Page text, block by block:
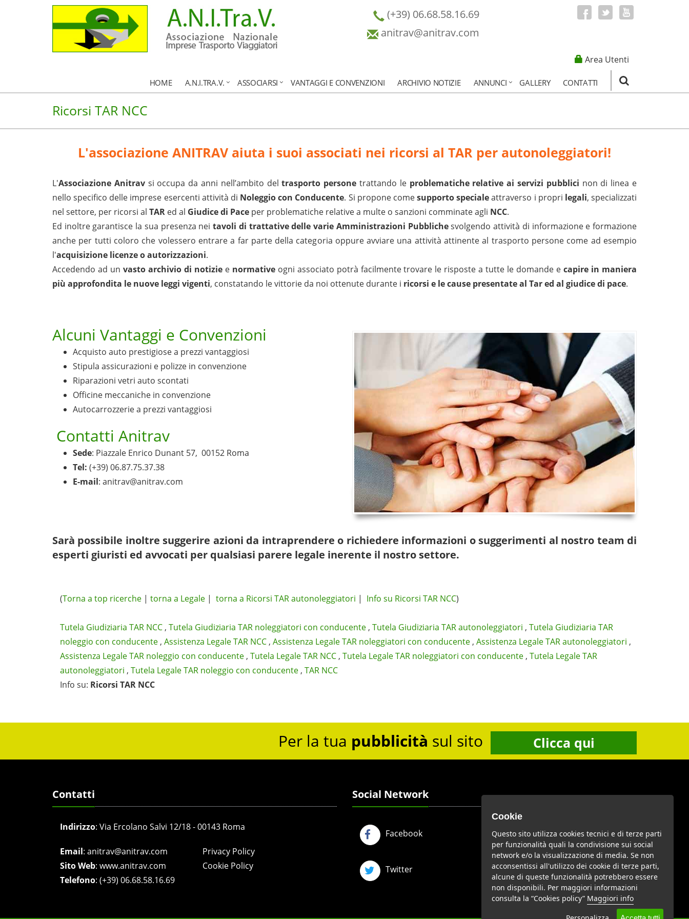
(+39) 06.68.58.16.69
anitrav@anitrav.com
Area Utenti
HOME A.N.I.TRA.V. ASSOCIARSI VANTAGGI E CONVENZIONI ARCHIVIO NOTIZIE ANNUNCI GALLERY CONTATTI
Ricorsi TAR NCC
L'associazione ANITRAV aiuta i suoi associati nei ricorsi al TAR per autonoleggiatori!
L'Associazione Anitravsi occupa da anni nell’ambito deltrasporto persone trattando le problematiche relative ai servizi pubblici non di linea e
nello specifico delle imprese esercenti attività di Noleggio con Conducente. Si propone comesupporto specialeattraverso i propri legali, specializzati
nel settore, per ricorsi al TAR ed al Giudice di Pace per problematiche relative a multe o sanzioni comminate agli NCC.
Ed inoltre garantisce la sua presenza neitavoli di trattative delle varie Amministrazioni Pubblichesvolgendo attività di informazione e formazione
anche per tutti coloro che volessero entrare a far parte della categoria oppure avviare una attività attinente al trasporto persone come ad esempio
l'acquisizione licenze o autorizzazioni.
Accedendo ad un vasto archivio di notiziee normative ogni associato potrà facilmente trovare le risposte a tutte le domande e capire in maniera
più approfondita le nuove leggi vigenti, constatando le vittorie da noi ottenute durante i ricorsi e le cause presentate al Tar ed al giudice di pace.
Alcuni Vantaggi e Convenzioni
Acquisto auto prestigiose a prezzi vantaggiosi
Stipula assicurazioni e polizze in convenzione
Riparazioni vetri auto scontati
Officine meccaniche in convenzione
Autocarrozzerie a prezzi vantaggiosi
Contatti Anitrav
Sede: Piazzale Enrico Dunant 57, 00152 Roma
Tel: (+39) 06.87.75.37.38
E-mail: anitrav@anitrav.com
Sarà possibile inoltre suggerire azioni da intraprendere o richiedere informazioni o suggerimenti al nostro team di
esperti giuristi ed avvocati per qualsiasi parere legale inerente il nostro settore.
(Torna a top ricerche | torna a Legale | torna a Ricorsi TAR autonoleggiatori | Info su Ricorsi TAR NCC)
Tutela Giudiziaria TAR NCC , Tutela Giudiziaria TAR noleggiatori con conducente , Tutela Giudiziaria TAR autonoleggiatori , Tutela Giudiziaria TAR
noleggio con conducente , Assistenza Legale TAR NCC , Assistenza Legale TAR noleggiatori con conducente , Assistenza Legale TAR autonoleggiatori ,
Assistenza Legale TAR noleggio con conducente , Tutela Legale TAR NCC , Tutela Legale TAR noleggiatori con conducente , Tutela Legale TAR
autonoleggiatori , Tutela Legale TAR noleggio con conducente , TAR NCC
Info su: Ricorsi TAR NCC
Per la tua pubblicità sul sito Clicca qui
Contatti
Indirizzo: Via Ercolano Salvi 12/18 - 00143 Roma
Email: anitrav@anitrav.com
Sito Web: www.anitrav.com
Telefono: (+39) 06.68.58.16.69
Privacy Policy
Cookie Policy
Social Network
Facebook Google Plus
Twitter Youtube
Cookie
Questo sito utilizza cookies tecnici e di terze parti
per funzionalità quali la condivisione sui social
network e/o la visualizzazione di media. Se non
acconsentissi all'utilizzo dei cookie di terze parti,
alcune di queste funzionalità potrebbero essere
non disponibili. Per maggiori informazioni
consulta la “Cookies policy” Maggiori info